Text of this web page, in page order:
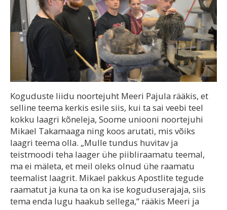
Koguduste liidu noortejuht Meeri Pajula rääkis, et
selline teema kerkis esile siis, kui ta sai veebi teel
kokku laagri kõneleja, Soome uniooni noortejuhi
Mikael Takamaaga ning koos arutati, mis võiks
laagri teema olla. „Mulle tundus huvitav ja
teistmoodi teha laager ühe piibliraamatu teemal,
ma ei mäleta, et meil oleks olnud ühe raamatu
teemalist laagrit. Mikael pakkus Apostlite tegude
raamatut ja kuna ta on ka ise koguduserajaja, siis
tema enda lugu haakub sellega,“ rääkis Meeri ja